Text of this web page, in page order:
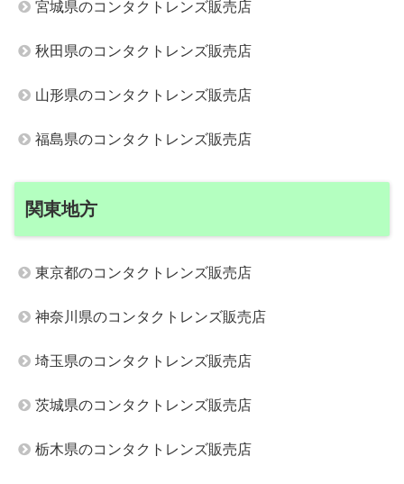
宮城県のコンタクトレンズ販売店
秋田県のコンタクトレンズ販売店
山形県のコンタクトレンズ販売店
福島県のコンタクトレンズ販売店
関東地方
東京都のコンタクトレンズ販売店
神奈川県のコンタクトレンズ販売店
埼玉県のコンタクトレンズ販売店
茨城県のコンタクトレンズ販売店
栃木県のコンタクトレンズ販売店